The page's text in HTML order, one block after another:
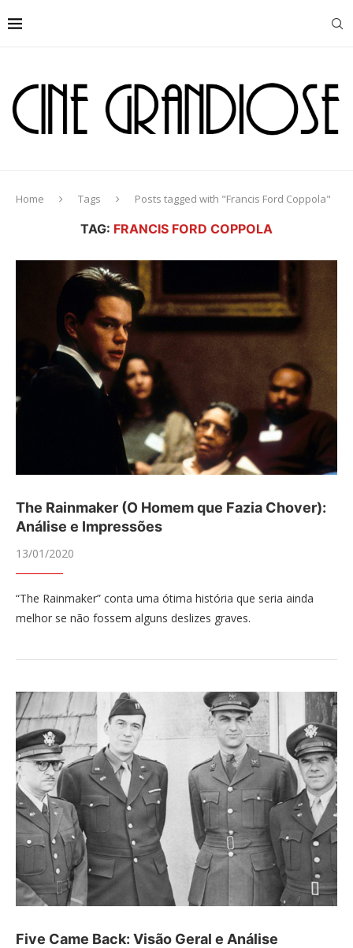
Home Tags Posts tagged with "Francis Ford Coppola"
TAG: FRANCIS FORD COPPOLA
The Rainmaker (O Homem que Fazia Chover):
Análise e Impressões
13/01/2020
“The Rainmaker” conta uma ótima história que seria ainda
melhor se não fossem alguns deslizes graves.
Five Came Back: Visão Geral e Análise